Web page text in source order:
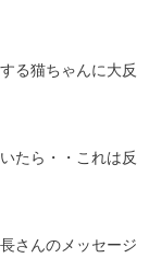
る猫ちゃんに大反
たら・・これは反
さんのメッセージ